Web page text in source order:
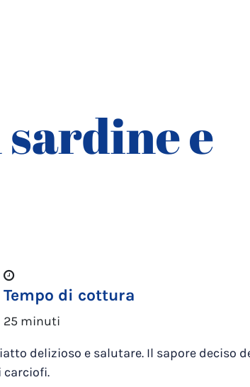
e
Tempo di cottura
25 minuti
delizioso e salutare. Il sapore deciso
carciofi.